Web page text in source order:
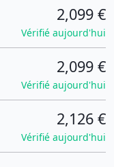
2,099 €
Vérifié aujourd'hui
2,099 €
Vérifié aujourd'hui
2,126 €
Vérifié aujourd'hui